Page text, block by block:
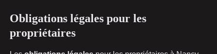
Obligations légales pour les
propriétaires